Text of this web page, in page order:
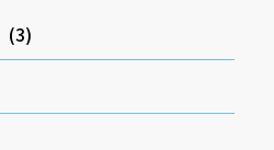
(3)